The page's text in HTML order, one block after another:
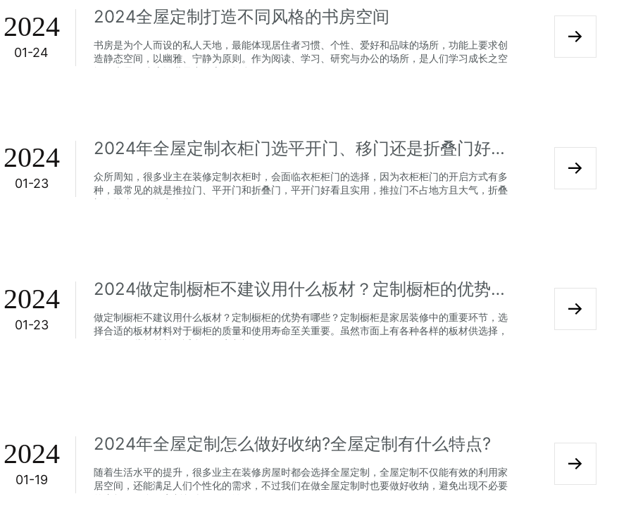
2024
01-24
2024全屋定制打造不同风格的书房空间
书房是为个人而设的私人天地，最能体现居住者习惯、个性、爱好和品味的场所，功能上要求创
造静态空间，以幽雅、宁静为原则。作为阅读、学习、研究与办公的场所，是人们学习成长之空
间，也是飞速流转世界中的心灵栖息...
2024
01-23
2024年全屋定制衣柜门选平开门、移门还是折叠门好呢？
众所周知，很多业主在装修定制衣柜时，会面临衣柜柜门的选择，因为衣柜柜门的开启方式有多
种，最常见的就是推拉门、平开门和折叠门，平开门好看且实用，推拉门不占地方且大气，折叠
门个性十足且能完全打开，各有各的...
2024
01-23
2024做定制橱柜不建议用什么板材？定制橱柜的优势有哪些？
做定制橱柜不建议用什么板材？定制橱柜的优势有哪些？定制橱柜是家居装修中的重要环节，选
择合适的板材材料对于橱柜的质量和使用寿命至关重要。虽然市面上有各种各样的板材供选择，
但是有一些板材并不适合用于定制橱...
2024
01-19
2024年全屋定制怎么做好收纳?全屋定制有什么特点?
随着生活水平的提升，很多业主在装修房屋时都会选择全屋定制，全屋定制不仅能有效的利用家
居空间，还能满足人们个性化的需求，不过我们在做全屋定制时也要做好收纳，避免出现不必要
的麻烦，那全屋定制怎么做好收纳呢...